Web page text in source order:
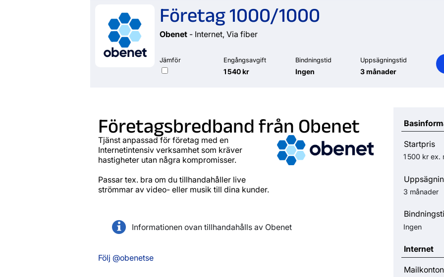
Företag 1000/1000
Obenet - Internet, Via fiber
Jämför Engångsavgift
1 540 kr
Bindningstid
Ingen
Uppsägningstid
3 månader
Företagsbredband från Obenet
Tjänst anpassad för företag med en
Internetintensiv verksamhet som kräver
hastigheter utan några kompromisser.
Passar tex. bra om du tillhandahåller live
strömmar av video- eller musik till dina kunder.
Informationen ovan tillhandahålls av Obenet
Följ @obenetse
Startpris
1 500 krex.
3 månader
Ingen
Internet
Mailkonton